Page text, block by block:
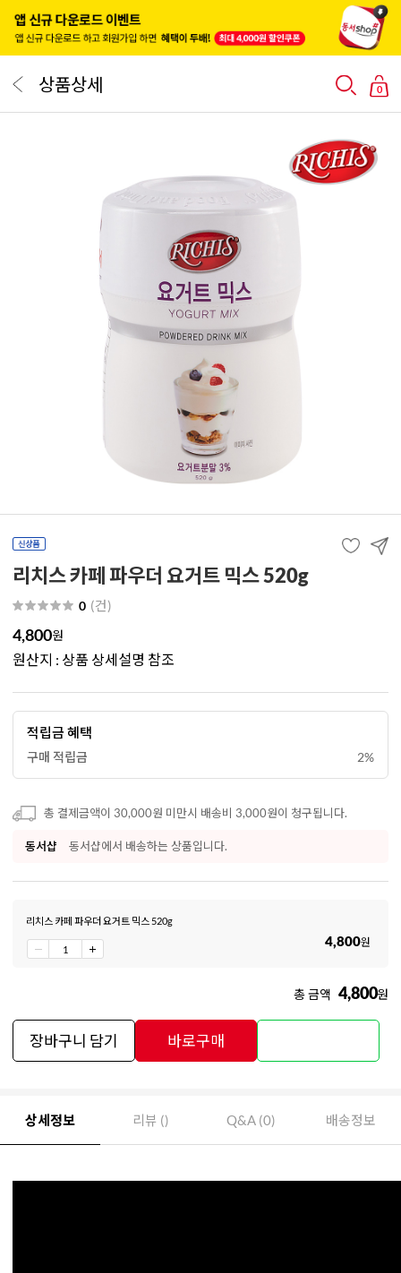
상품상세 0
리치스 카페 파우더 요거트 믹스 520g
0 (건)
4,800원
원산지 : 상품 상세설명 참조
적립금 혜택
구매 적립금 2%
총 결제금액이 30,000원 미만시 배송비 3,000원이 청구됩니다.
동서샵 동서샵에서 배송하는 상품입니다.
리치스 카페 파우더 요거트 믹스 520g
4,800원
총 금액 4,800원
장바구니 담기 바로구매
상세정보 리뷰 () Q&A (0) 배송정보